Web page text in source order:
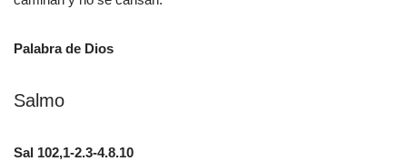
Palabra de Dios
Salmo
Sal 102,1-2.3-4.8.10